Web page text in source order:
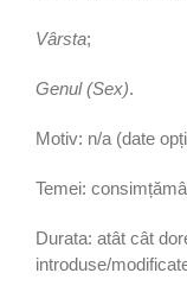
Vârsta;
Genul (Sex).
Motiv: n/a (date
Temei:
Durata: atât cât
introduse/